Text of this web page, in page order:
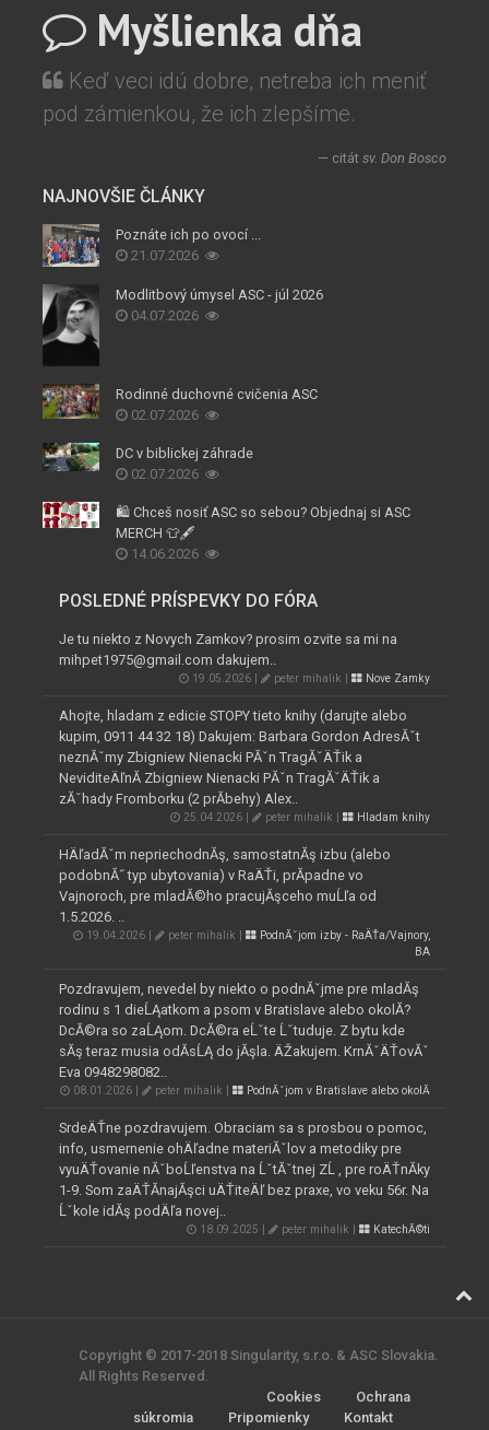
Myšlienka dňa
Keď veci idú dobre, netreba ich meniť
pod zámienkou, že ich zlepšíme.
citát sv. Don Bosco
NAJNOVŠIE ČLÁNKY
Poznáte ich po ovocí ...
21.07.2026
Modlitbový úmysel ASC - júl 2026
04.07.2026
Rodinné duchovné cvičenia ASC
02.07.2026
DC v biblickej záhrade
02.07.2026
🛍️ Chceš nosiť ASC so sebou? Objednaj si ASC
MERCH 👕🖋️
14.06.2026
POSLEDNÉ PRÍSPEVKY DO FÓRA
Je tu niekto z Novych Zamkov? prosim ozvite sa mi na
mihpet1975@gmail.com dakujem..
19.05.2026 | peter mihalik | Nove Zamky
Ahojte, hladam z edicie STOPY tieto knihy (darujte alebo
kupim, 0911 44 32 18) Dakujem: Barbara Gordon AdresĂˇt
neznĂˇmy Zbigniew Nienacki PĂˇn TragĂˇÄŤik a
NeviditeÄľnĂ­ Zbigniew Nienacki PĂˇn TragĂˇÄŤik a
zĂˇhady Fromborku (2 prĂ­behy) Alex..
25.04.2026 | peter mihalik | Hladam knihy
HÄľadĂˇm nepriechodnĂş, samostatnĂş izbu (alebo
podobnĂ˝ typ ubytovania) v RaÄŤi, prĂ­padne vo
Vajnoroch, pre mladĂ©ho pracujĂşceho muĹľa od
1.5.2026. ..
19.04.2026 | peter mihalik |
PodnĂˇjom izby - RaÄŤa/Vajnory,
BA
Pozdravujem, nevedel by niekto o podnĂˇjme pre mladĂş
rodinu s 1 dieĹĄatkom a psom v Bratislave alebo okolĂ­?
DcĂ©ra so zaĹĄom. DcĂ©ra eĹˇte Ĺˇtuduje. Z bytu kde
sĂş teraz musia odĂ­sĹĄ do jĂşla. ÄŽakujem. KrnĂˇÄŤovĂˇ
Eva 0948298082..
08.01.2026 | peter mihalik | PodnĂˇjom v Bratislave alebo okolĂ­
SrdeÄŤne pozdravujem. Obraciam sa s prosbou o pomoc,
info, usmernenie ohÄľadne materiĂˇlov a metodiky pre
vyuÄŤovanie nĂˇboĹľenstva na ĹˇtĂˇtnej ZĹ , pre roÄŤnĂ­ky
1-9. Som zaÄŤĂ­najĂşci uÄŤiteÄľ bez praxe, vo veku 56r. Na
Ĺˇkole idĂş podÄľa novej..
18.09.2025 | peter mihalik | KatechĂ©ti
Copyright © 2017-2018 Singularity, s.r.o. & ASC Slovakia.
All Rights Reserved.
Cookies
Ochrana
súkromia
Pripomienky Kontakt